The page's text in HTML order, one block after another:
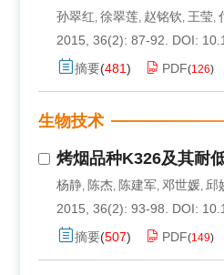
孙翠红, 徐翠莲, 赵铭钦, 王莹,
2015, 36(2): 87-92.
DOI:
摘要(481) PDF(126)
生物技术
烤烟品种K326及其耐
杨静, 陈杰, 陈建军, 邓世媛, 邱
2015, 36(2): 93-98.
DOI:
摘要(507) PDF(149)